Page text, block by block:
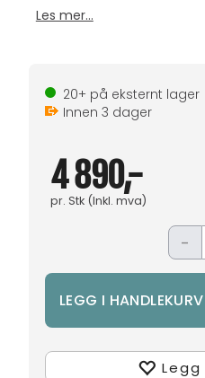
Les mer...
20+ på eksternt lager
Innen 3 dager
4 890,-
pr. Stk(Inkl. mva)
-